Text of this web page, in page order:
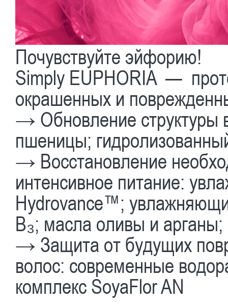
Почувствуйте эйфорию!
Simply EUPHORIA —
окрашенных и
→ Обновление структуры
пшеницы;
→ Восстановление
интенсивное питание:
Hydrovance™;
В₃; масла оливы и
→ Защита от будущих
волос: современные
комплекс SoyaFlor AN